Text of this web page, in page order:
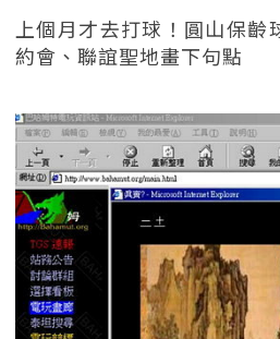
上個月才去打球！圓山保
約會、聯誼聖地畫下句點